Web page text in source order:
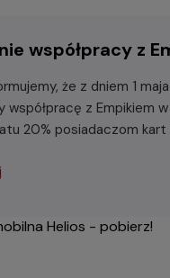
współpracy z
że z dniem 1
współpracę z Empikiem
20% posiadaczom kart